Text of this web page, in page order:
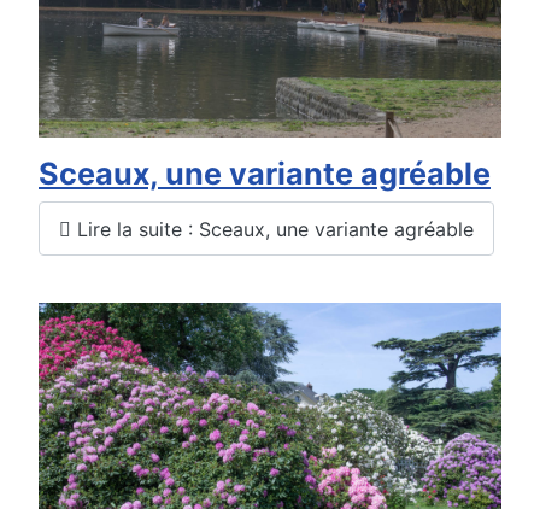
Sceaux, une variante agréable
Lire la suite : Sceaux, une variante agréable